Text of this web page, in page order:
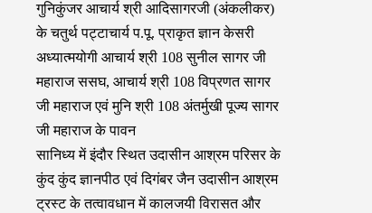
गुनिकुंजर आचार्य श्री आदिसागरजी (अंकलीकर)
के चतुर्थ पट्टाचार्य प.पू. प्राकृत ज्ञान केसरी
अध्यात्मयोगी आचार्य श्री 108 सुनील सागर जी
महाराज ससघ, आचार्य श्री 108 विप्रणत सागर
जी महाराज एवं मुनि श्री 108 अंतर्मुखी पूज्य सागर
जी महाराज के पावन
सानिध्य में इंदौर स्थित उदासीन आश्रम परिसर के
कुंद कुंद ज्ञानपीठ एवं दिगंबर जैन उदासीन आश्रम
ट्रस्ट के तत्वावधान में कालजयी विरासत और